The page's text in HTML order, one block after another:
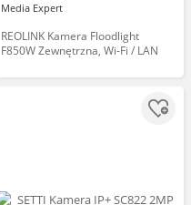
Media Expert
REOLINK Kamera Floodlight
F850W Zewnętrzna, Wi-Fi / LAN